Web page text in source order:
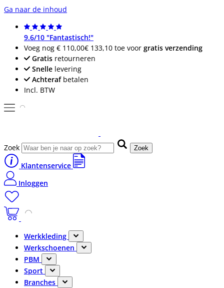
Ga naar de inhoud
9.6/10 "Fantastisch!"
Voeg nog € 110,00€ 133,10 toe voor gratis verzending
Gratis retourneren
Snelle levering
Achterafbetalen
Incl. BTW
Zoek Zoek
Klantenservice
Inloggen
Werkkleding
Werkschoenen
PBM
Sport
Branches